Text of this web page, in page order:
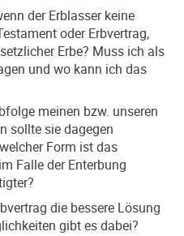
der Erblasser keine
oder Erbvertrag,
Erbe? Muss ich als
und wo kann ich das
meinen bzw. unseren
sollte sie dagegen
Form ist das
Falle der Enterbung
die bessere Lösung
gibt es dabei?